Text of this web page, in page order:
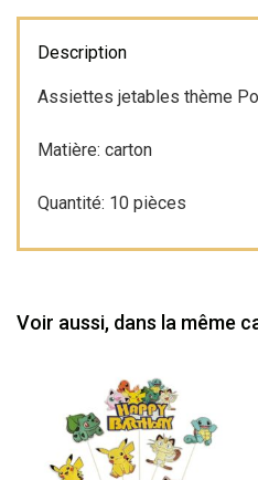
Pokémon
Description
Assiettes jetables thème
Matière: carton
Quantité: 10 pièces
Voir aussi, dans la même